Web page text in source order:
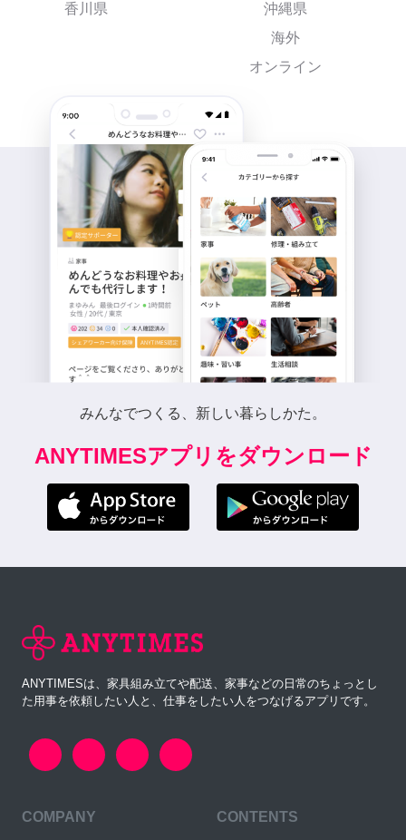
香川県
沖縄県
海外
オンライン
みんなでつくる、新しい暮らしかた。
ANYTIMESアプリをダウンロード
ANYTIMESは、家具組み立てや配送、家事などの日常のちょっとし
た用事を依頼したい人と、仕事をしたい人をつなげるアプリです。
COMPANY CONTENTS